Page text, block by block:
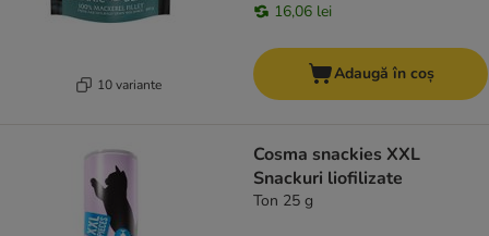
10 variante
16,06 lei
Adaugă în coș
Cosma snackies XXL
Snackuri liofilizate
Ton 25 g